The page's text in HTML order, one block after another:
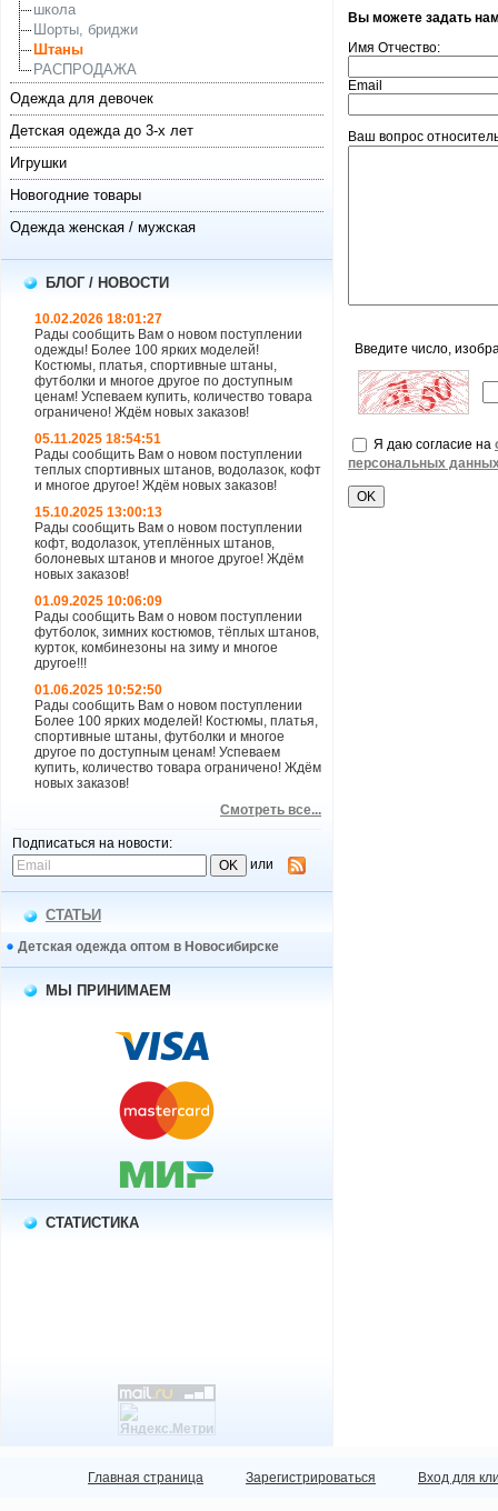
школа
Шорты, бриджи
Штаны
РАСПРОДАЖА
Одежда для девочек
Детская одежда до 3-х лет
Игрушки
Новогодние товары
Одежда женская / мужская
БЛОГ / НОВОСТИ
10.02.2026 18:01:27
Рады сообщить Вам о новом поступлении
одежды! Более 100 ярких моделей!
Костюмы, платья, спортивные штаны,
футболки и многое другое по доступным
ценам! Успеваем купить, количество товара
ограничено! Ждём новых заказов!
05.11.2025 18:54:51
Рады сообщить Вам о новом поступлении
теплых спортивных штанов, водолазок, кофт
и многое другое! Ждём новых заказов!
15.10.2025 13:00:13
Рады сообщить Вам о новом поступлении
кофт, водолазок, утеплённых штанов,
болоневых штанов и многое другое! Ждём
новых заказов!
01.09.2025 10:06:09
Рады сообщить Вам о новом поступлении
футболок, зимних костюмов, тёплых штанов,
курток, комбинезоны на зиму и многое
другое!!!
01.06.2025 10:52:50
Рады сообщить Вам о новом поступлении
Более 100 ярких моделей! Костюмы, платья,
спортивные штаны, футболки и многое
другое по доступным ценам! Успеваем
купить, количество товара ограничено! Ждём
новых заказов!
Смотреть все...
Подписаться на новости:
или
СТАТЬИ
Детская одежда оптом в Новосибирске
МЫ ПРИНИМАЕМ
СТАТИСТИКА
Вы можете задать
Имя Отчество:
Email
Ваш вопрос
Введите число,
Я даю согласие на
персональных
Главная страница Зарегистрироваться Вход для